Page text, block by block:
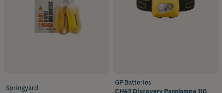
Springyard
GP Batteries
CH42 Discovery Pannlampa 110